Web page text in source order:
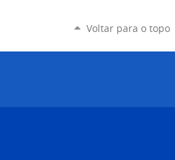
Voltar para o topo